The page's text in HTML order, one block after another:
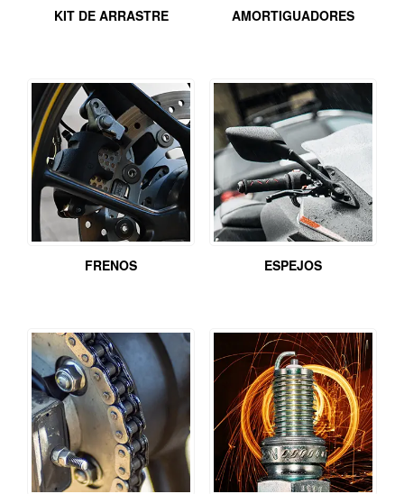
KIT DE ARRASTRE AMORTIGUADORES
FRENOS ESPEJOS